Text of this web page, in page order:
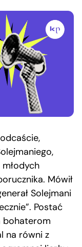
Mówił
Solejmani
Postać
bohaterom
na równi z